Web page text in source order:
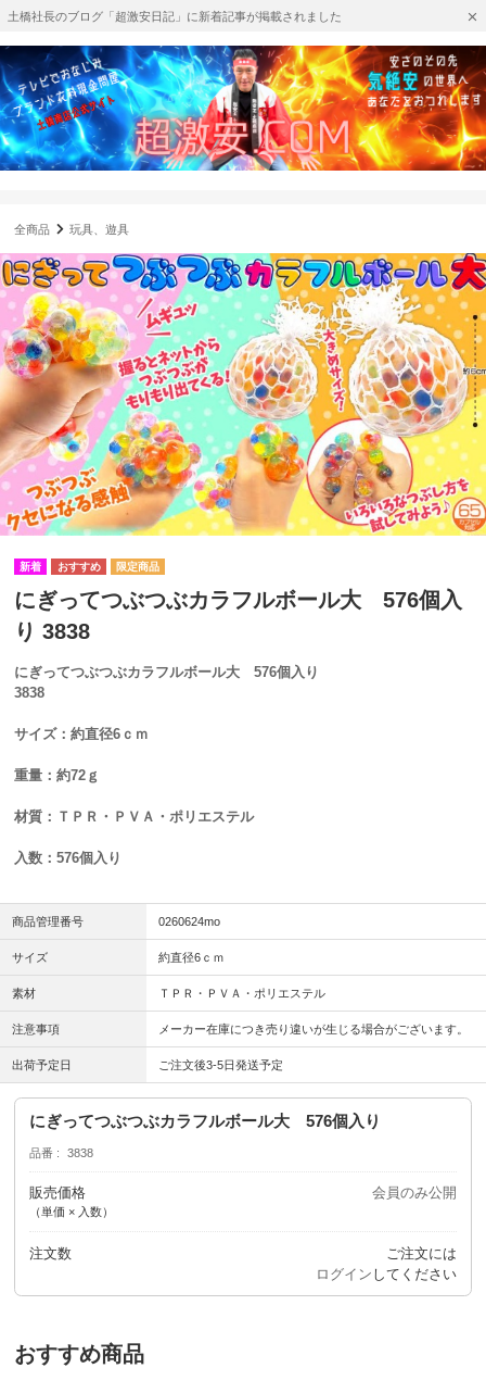
土橋社長のブログ「超激安日記」に新着記事が掲載されました
全商品 玩具、遊具
にぎってつぶつぶカラフルボール大 576個入
り 3838
にぎってつぶつぶカラフルボール大 576個入り
3838
サイズ：約直径6ｃｍ
重量：約72ｇ
材質：ＴＰＲ・ＰＶＡ・ポリエステル
入数：576個入り
商品管理番号 0260624mo
サイズ 約直径6ｃｍ
素材 ＴＰＲ・ＰＶＡ・ポリエステル
注意事項 メーカー在庫につき売り違いが生じる場合がございます。
出荷予定日 ご注文後3-5日発送予定
にぎってつぶつぶカラフルボール大 576個入り
品番 3838
販売価格
（単価 × 入数）
会員のみ公開
注文数
ご注文には
ログイン してください
おすすめ商品